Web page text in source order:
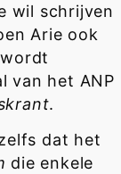
wil schrijven
Arie ook
van het ANP
.
dat het
die enkele